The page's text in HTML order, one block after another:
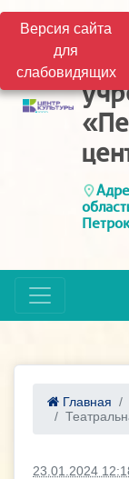
Версия сайта
для
слабовидящих
Главная
23.01.2024